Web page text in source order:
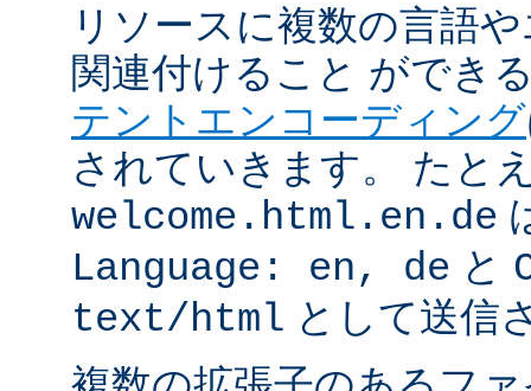
リソースに複数の言語
関連付けること ができ
テントエンコーディング
されていきます。 たと
welcome.html.en.de
Language: en, de と
text/html として送信